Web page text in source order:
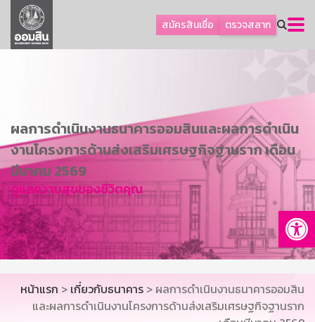
สมัครสินเชื่อ ตรวจสลาก
ลูกค้าธุรกิจ
ลูกค้าผู้ประกอบรายย่อย
เกี่ยวกับธนาคาร
การพัฒนาที่ยั่งยืน
ข่าวสาร
บริการทางการเงิน
อื่นๆ
ติดต่อเรา
บริการออนไลน์
TH
EN
GSB Society
ผลการดำเนินงานธนาคารออมสินและผลการดำเนิน
งานโครงการด้านส่งเสริมเศรษฐกิจฐานราก เดือน
มีนาคม 2569
ดูแลความสุขของชีวิตคุณ
หน้าแรก > เกี่ยวกับธนาคาร > ผลการดำเนินงานธนาคารออมสิน
และผลการดำเนินงานโครงการด้านส่งเสริมเศรษฐกิจฐานราก